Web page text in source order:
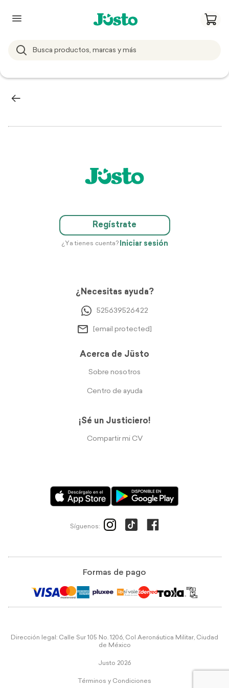
Regístrate
¿Ya tienes cuenta? Iniciar sesión
¿Necesitas ayuda?
525639526422
[email protected]
Acerca de Jüsto
Sobre nosotros
Centro de ayuda
¡Sé un Justiciero!
Compartir mi CV
Síguenos:
Formas de pago
Dirección legal: Calle Sur 105 No. 1206, Col Aeronáutica Militar, Ciudad
de México
Justo 2026
Términos y Condiciones